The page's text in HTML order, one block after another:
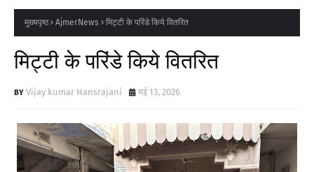
मुख्यपृष्ठ AjmerNews मिट्टी के परिंडे किये वितरित
मिट्टी के परिंडे किये वितरित
Vijay kumar Hansrajani मई 13, 2026